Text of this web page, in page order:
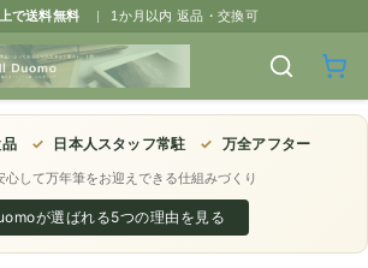
で送料無料 | 1か月以内 返品・交換可
✓ 日本人スタッフ常駐 ✓ 万全アフター
心して万年筆をお迎えできる仕組みづくり
が選ばれる5つの理由を見る